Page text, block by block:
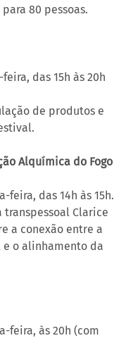
80 pessoas.
das 15h às 20h
de produtos e
Alquímica do Fogo
feira, das 14h às 15h.
Clarice
a conexão entre a
o alinhamento da
feira, às 20h (com